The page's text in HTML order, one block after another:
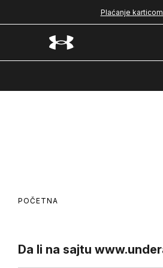
Plaćanje
POČETNA
Da li na sajtu